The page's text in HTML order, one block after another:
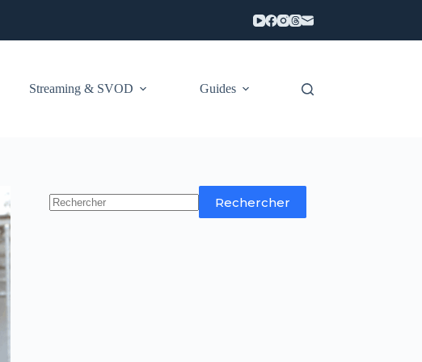
Streaming & SVOD Guides
Rechercher